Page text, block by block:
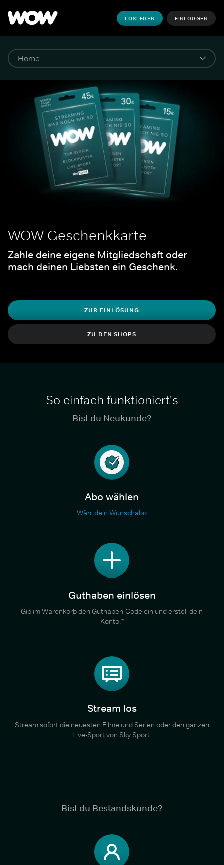
LOSLEGEN EINLOGGEN
WOW Geschenkkarte
Zahle deine eigene Mitgliedschaft oder
mach deinen Liebsten ein Geschenk.
ZUR EINLÖSUNG
ZU DEN SHOPS
So einfach funktioniert's
Bist du Neukunde?
Abo wählen
Wähl dein Wunschabo
Guthaben einlösen
Gib im Warenkorb den Guthaben-Code ein und erstell dein
Konto.*
Stream los
Stream sofort die neuesten Filme und Serien oder den ganzen
Live-Sport von Sky Sport.
Bist du Bestandskunde?